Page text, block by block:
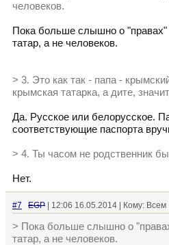
человеков.
Пока больше слышно о
татар, а не человеков.
> 3. Это как так - папа -
крымская татарка, а дите,
Да. Русское или белорусское.
соответствующие паспорта
> 4. Ты часом не родственник
Нет.
#7 EGP | 12:06 16.05.2014 | Кому: Всем
> Пока больше слышно о
татар, а не человеков.